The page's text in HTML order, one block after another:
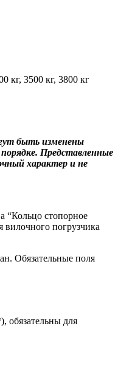
кг, 3500 кг, 3800 кг
быть изменены
Представленные
характер и не
“Кольцо стопорное
вилочного погрузчика
Обязательные поля
обязательны для